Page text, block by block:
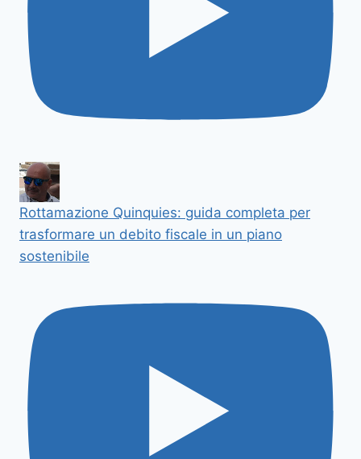
Rottamazione Quinquies: guida completa per
trasformare un debito fiscale in un piano
sostenibile